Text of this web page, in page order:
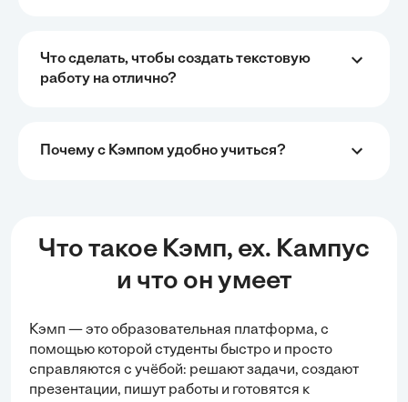
Что сделать, чтобы создать текстовую
работу на отлично?
Почему с Кэмпом удобно учиться?
Что такое Кэмп, ex. Кампус
и что он умеет
Кэмп — это образовательная платформа, с
помощью которой студенты быстро и просто
справляются с учёбой: решают задачи, создают
презентации, пишут работы и готовятся к